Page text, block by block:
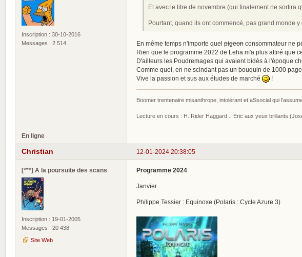
Inscription : 30-10-2016
Messages : 2 514
Et avec le titre de novembre (qui finalement ne sortira
Pourtant, quand ils ont commencé, pas grand monde
En même temps n'importe quel pigeon consommateur ne
Rien que le programme 2022 de Leha m'a plus attiré que
D'ailleurs les Poudremages qui avaient bidés à l'époque
Comme quoi, en ne scindant pas un bouquin de 1000
Vive la passion et sus aux études de marché
!
Boomer trentenaire misanthrope, intolérant et aSsocial qui
Lecture en cours : H. Rider Haggard .. Eric aux yeux brillants
En ligne
12-01-2024 20:38:05
Christian
[°*°] A la poursuite des scans
Inscription : 19-01-2005
Messages : 20 438
Site Web
Programme 2024
Janvier
Philippe Tessier : Equinoxe (Polaris : Cycle Azure 3)